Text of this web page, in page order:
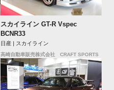
スカイライン GT-R Vspec
BCNR33
日産 | スカイライン
高崎自動車販売株式会社 CRAFT SPORTS